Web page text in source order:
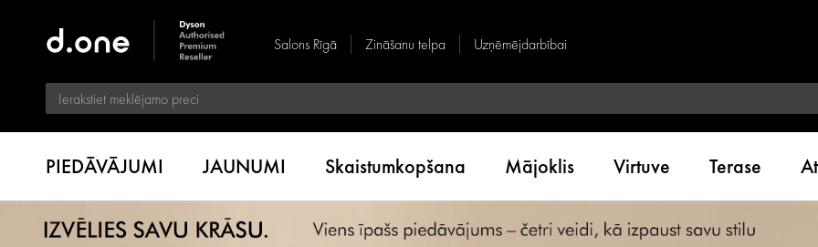
Salons Rīgā Zināšanu telpa Uzņēmējdarbībai
PIEDĀVĀJUMI JAUNUMI Skaistumkopšana Mājoklis Virtuve Terase